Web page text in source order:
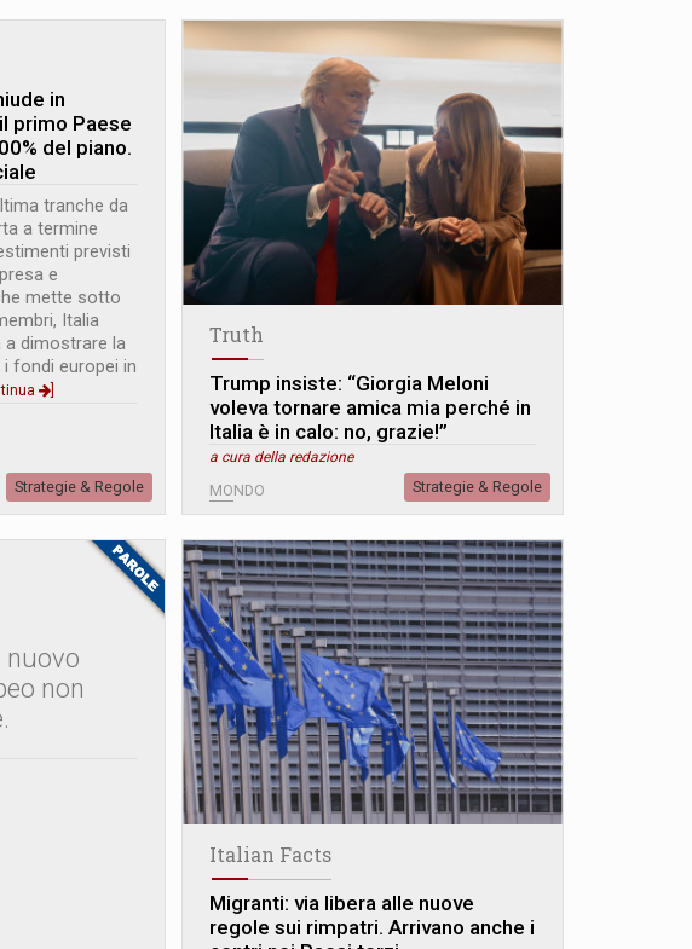
in
primo Paese
del piano.
tranche da
a termine
previsti
e
mette sotto
Italia
a dimostrare la
fondi europei in
Strategie & Regole
Truth
Trump insiste: “Giorgia Meloni
voleva tornare amica mia perché in
Italia è in calo: no, grazie!”
a cura della redazione
MONDO Strategie & Regole
nuovo
non
Italian Facts
Migranti: via libera alle nuove
regole sui rimpatri. Arrivano anche i